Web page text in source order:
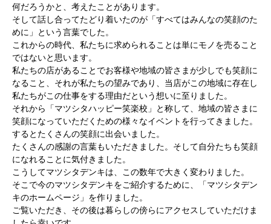
何だろうかと、考えたことがあります。
そして話し合ってたどり着いたのが「すべてはみんなの笑顔のた
めに」という言葉でした。
これからの時代、私たちに求められることは単にモノを売ること
ではないと思います。
私たちの店があることでお客様や地域の皆さまが少しでも笑顔に
なること、それが私たちの望みであり、当店がこの地域に存在し
私たちがこの仕事をする理由だという想いに至りました。
それから「マツシタハッピー笑楽校」と称して、地域の皆さまに
笑顔になっていただくための様々なイベントを行ってきました。
するとたくさんの笑顔に出会いました。
たくさんの感謝の言葉もいただきました。そして自分たちも笑顔
になれることに気付きました。
こうしてマツシタデンキは、この数年で大きく変わりました。
そこで今のマツシタデンキをご紹介するために、「マツシタデン
キのホームページ」を作りました。
ご覧いただき、その後は暮らしの傍らにアクセスしていただけま